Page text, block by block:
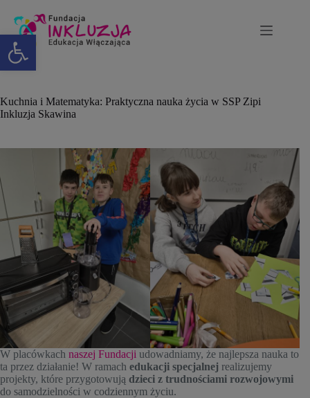
Otwórz pasek narzędzi
Kuchnia i Matematyka: Praktyczna nauka życia w SSP Zipi
Inkluzja Skawina
W placówkach naszej Fundacji udowadniamy, że najlepsza nauka to
ta przez działanie! W ramach edukacji specjalnej realizujemy
projekty, które przygotowują dzieci z trudnościami rozwojowymi
do samodzielności w codziennym życiu.